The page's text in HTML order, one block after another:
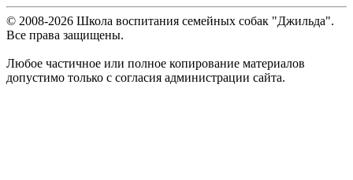
© 2008-2026 Школа воспитания семейных собак "Джильда".
Все права защищены.
Любое частичное или полное копирование материалов
допустимо только с согласия администрации сайта.